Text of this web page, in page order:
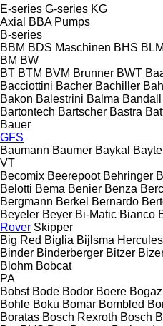
E-series G-series KG
Axial
BBA Pumps
B-series
BBM BDS Maschinen BHS
BM BW
BT BTM BVM Brunner BWT
Bacciottini Bacher Bachiller
Bakon Balestrini Balma Bandall
Bartontech Bartscher Bastra
Bauer
GFS
Baumann Baumer Baykal
VT
Becomix Beerepoot Behringer
Belotti Bema Benier Benza
Bergmann Berkel Bernardo
Beyeler Beyer Bi-Matic Bianco
Rover Skipper
Big Red Biglia Bijlsma Hercules
Binder Binderberger Bitzer
Blohm Bobcat
PA
Bobst Bode Bodor Boere
Bohle Boku Bomar Bombled
Boratas Bosch Rexroth Bosch